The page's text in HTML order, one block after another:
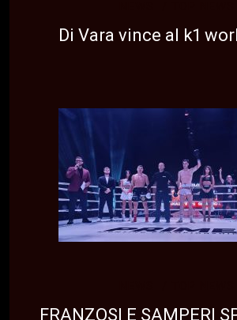
Di Vara vince al k1
FRANZOSI E SAMPERI